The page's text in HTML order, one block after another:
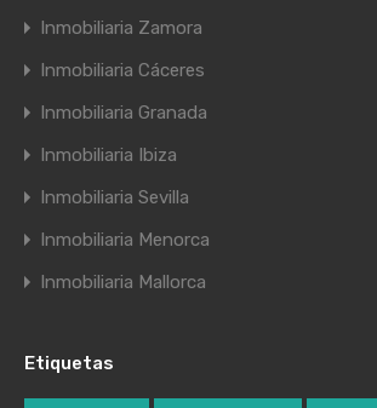
Inmobiliaria Zamora
Inmobiliaria Cáceres
Inmobiliaria Granada
Inmobiliaria Ibiza
Inmobiliaria Sevilla
Inmobiliaria Menorca
Inmobiliaria Mallorca
Etiquetas